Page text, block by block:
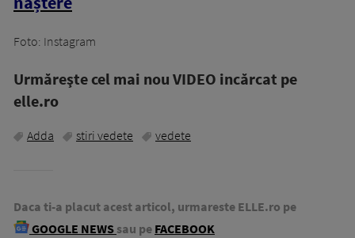
Foto: Instagram
Urmăreşte cel mai nou VIDEO incărcat pe
elle.ro
Adda stiri vedete vedete
Daca ti-a placut acest articol, urmareste ELLE.ro pe
GOOGLE NEWS sau pe FACEBOOK